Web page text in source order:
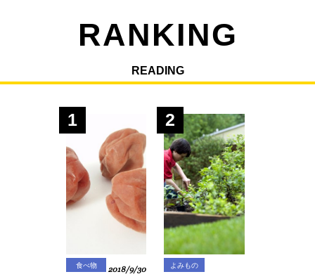
RANKING
READING
1
食べ物 2018/9/30
2
よみもの